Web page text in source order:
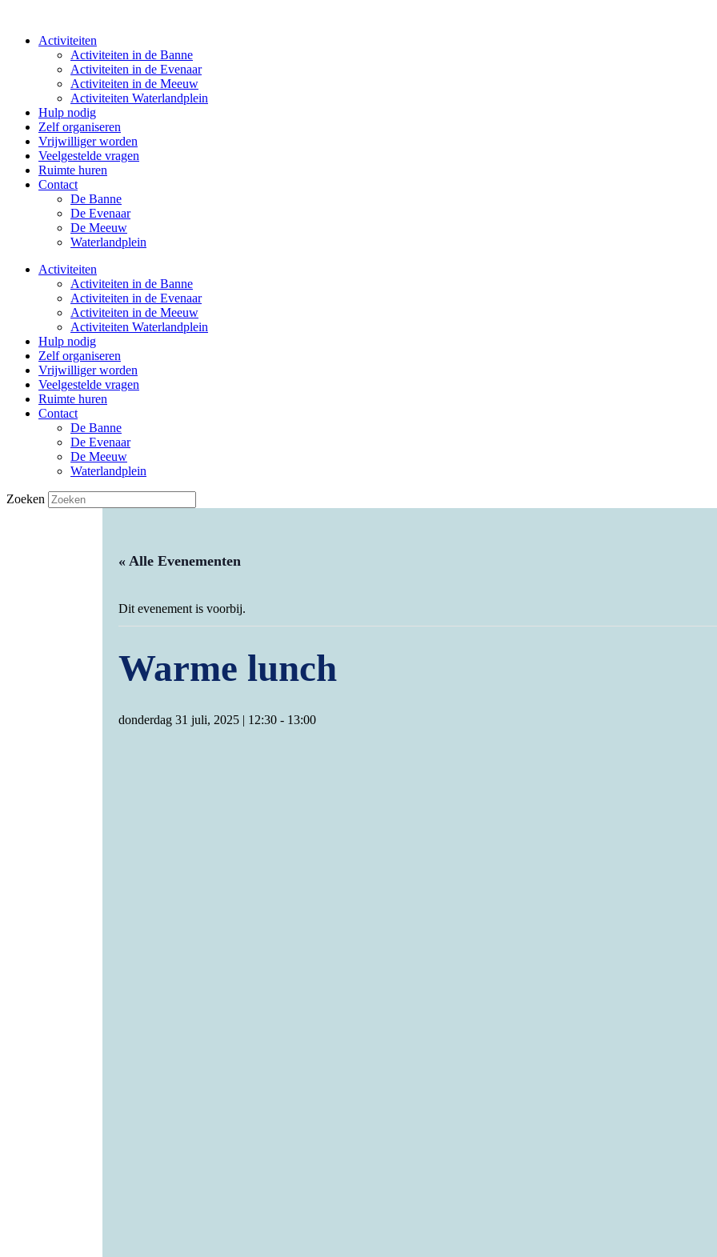
Activiteiten
Activiteiten in de Banne
Activiteiten in de Evenaar
Activiteiten in de Meeuw
Activiteiten Waterlandplein
Hulp nodig
Zelf organiseren
Vrijwilliger worden
Veelgestelde vragen
Ruimte huren
Contact
De Banne
De Evenaar
De Meeuw
Waterlandplein
Activiteiten
Activiteiten in de Banne
Activiteiten in de Evenaar
Activiteiten in de Meeuw
Activiteiten Waterlandplein
Hulp nodig
Zelf organiseren
Vrijwilliger worden
Veelgestelde vragen
Ruimte huren
Contact
De Banne
De Evenaar
De Meeuw
Waterlandplein
Zoeken
« Alle Evenementen
Dit evenement is voorbij.
Warme lunch
donderdag 31 juli, 2025 | 12:30 - 13:00